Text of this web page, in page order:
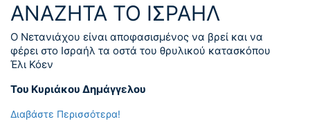
ΑΝΑΖΗΤΑ ΤΟ ΙΣΡΑΗΛ
Ο Νετανιάχου είναι αποφασισμένος να βρεί και να
φέρει στο Ισραήλ τα οστά του θρυλικού κατασκόπου
Έλι Κόεν
Του Κυριάκου Δημάγγελου
Διαβάστε Περισσότερα!